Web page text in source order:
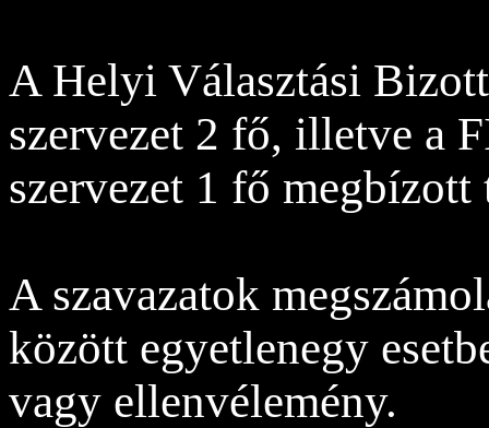
A Helyi Választási
szervezet 2 fő, illetve a
szervezet 1 fő megbízott
A szavazatok
között egyetlenegy
vagy ellenvélemény.